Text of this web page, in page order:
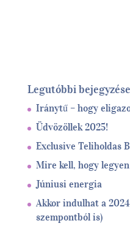
Legutóbbi
Iránytű – hogy
Üdvözöllek 2025!
Exclusive Teliholdas
Mire kell, hogy
Júniusi energia
Akkor indulhat a
szempontból is)